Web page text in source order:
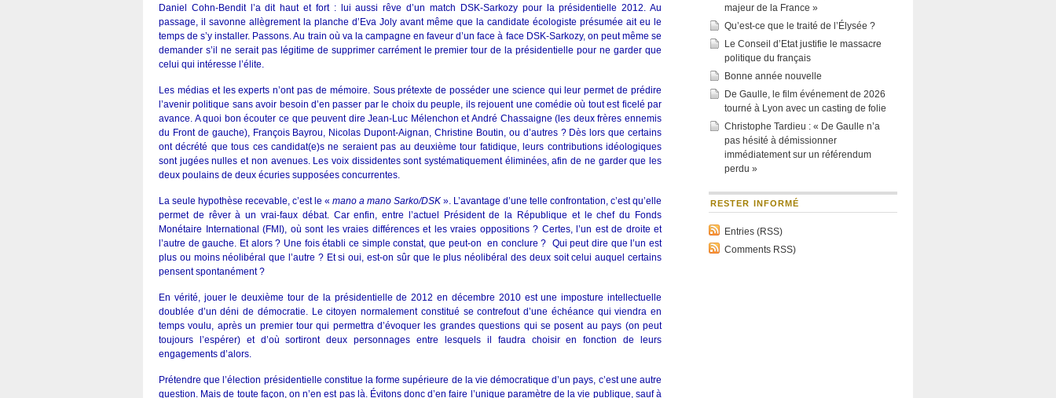
Daniel Cohn-Bendit l’a dit haut et fort : lui aussi rêve d’un match DSK-Sarkozy pour la présidentielle 2012. Au
passage, il savonne allègrement la planche d’Eva Joly avant même que la candidate écologiste présumée ait eu le
temps de s’y installer. Passons. Au train où va la campagne en faveur d’un face à face DSK-Sarkozy, on peut même se
demander s’il ne serait pas légitime de supprimer carrément le premier tour de la présidentielle pour ne garder que
celui qui intéresse l’élite.
Les médias et les experts n’ont pas de mémoire. Sous prétexte de posséder une science qui leur permet de prédire
l’avenir politique sans avoir besoin d’en passer par le choix du peuple, ils rejouent une comédie où tout est ficelé par
avance. A quoi bon écouter ce que peuvent dire Jean-Luc Mélenchon et André Chassaigne (les deux frères ennemis
du Front de gauche), François Bayrou, Nicolas Dupont-Aignan, Christine Boutin, ou d’autres ? Dès lors que certains
ont décrété que tous ces candidat(e)s ne seraient pas au deuxième tour fatidique, leurs contributions idéologiques
sont jugées nulles et non avenues. Les voix dissidentes sont systématiquement éliminées, afin de ne garder que les
deux poulains de deux écuries supposées concurrentes.
La seule hypothèse recevable, c’est le « mano a mano Sarko/DSK ». L’avantage d’une telle confrontation, c’est qu’elle
permet de rêver à un vrai-faux débat. Car enfin, entre l’actuel Président de la République et le chef du Fonds
Monétaire International (FMI), où sont les vraies différences et les vraies oppositions ? Certes, l’un est de droite et
l’autre de gauche. Et alors ? Une fois établi ce simple constat, que peut-on en conclure ? Qui peut dire que l’un est
plus ou moins néolibéral que l’autre ? Et si oui, est-on sûr que le plus néolibéral des deux soit celui auquel certains
pensent spontanément ?
En vérité, jouer le deuxième tour de la présidentielle de 2012 en décembre 2010 est une imposture intellectuelle
doublée d’un déni de démocratie. Le citoyen normalement constitué se contrefout d’une échéance qui viendra en
temps voulu, après un premier tour qui permettra d’évoquer les grandes questions qui se posent au pays (on peut
toujours l’espérer) et d’où sortiront deux personnages entre lesquels il faudra choisir en fonction de leurs
engagements d’alors.
Prétendre que l’élection présidentielle constitue la forme supérieure de la vie démocratique d’un pays, c’est une autre
question. Mais de toute façon, on n’en est pas là. Évitons donc d’en faire l’unique paramètre de la vie publique, sauf à
majeur de la France »
Qu’est-ce que le traité de l’Élysée ?
Le Conseil d’Etat justifie le massacre
politique du français
Bonne année nouvelle
De Gaulle, le film événement de 2026
tourné à Lyon avec un casting de folie
Christophe Tardieu : « De Gaulle n’a
pas hésité à démissionner
immédiatement sur un référendum
perdu »
RESTER INFORMÉ
Entries (RSS)
Comments RSS)